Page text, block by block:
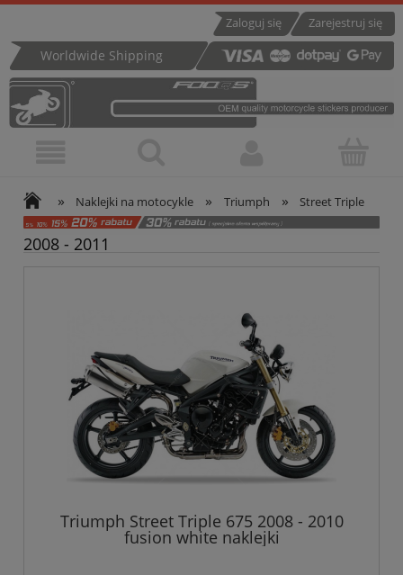
Zarejestruj się
Zaloguj się
Worldwide Shipping
» Naklejki na motocykle » Triumph » Street Triple
2008 - 2011
Triumph Street Triple 675 2008 - 2010
fusion white naklejki